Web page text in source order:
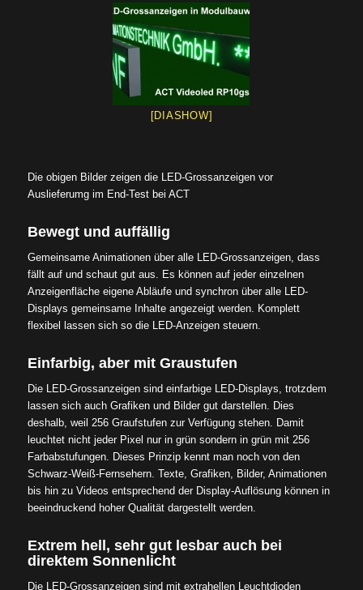
[DIASHOW]
Die obigen Bilder zeigen die LED-Grossanzeigen vor
Auslieferumg im End-Test bei ACT
Bewegt und auffällig
Gemeinsame Animationen über alle LED-Grossanzeigen, dass
fällt auf und schaut gut aus. Es können auf jeder einzelnen
Anzeigenfläche eigene Abläufe und synchron über alle LED-
Displays gemeinsame Inhalte angezeigt werden. Komplett
flexibel lassen sich so die LED-Anzeigen steuern.
Einfarbig, aber mit Graustufen
Die LED-Grossanzeigen sind einfarbige LED-Displays, trotzdem
lassen sich auch Grafiken und Bilder gut darstellen. Dies
deshalb, weil 256 Graufstufen zur Verfügung stehen. Damit
leuchtet nicht jeder Pixel nur in grün sondern in grün mit 256
Farbabstufungen. Dieses Prinzip kennt man noch von den
Schwarz-Weiß-Fernsehern. Texte, Grafiken, Bilder, Animationen
bis hin zu Videos entsprechend der Display-Auflösung können in
beeindruckend hoher Qualität dargestellt werden.
Extrem hell, sehr gut lesbar auch bei
direktem Sonnenlicht
Die LED-Grossanzeigen sind mit extrahellen Leuchtdioden